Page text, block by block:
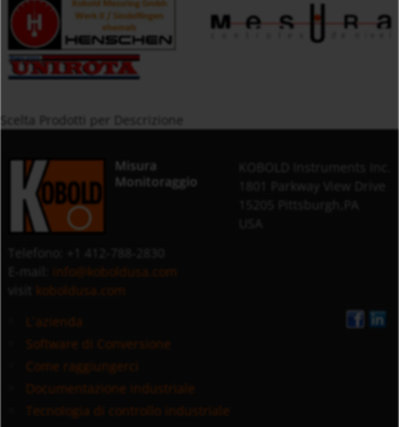
Misura
Monitoraggio
info@koboldusa.com
koboldusa.com
L`azienda
Software di Conversione
Come raggiungerci
Documentazione industriale
Tecnologia di controllo industriale